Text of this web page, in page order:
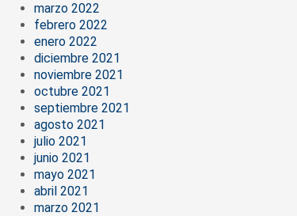
marzo 2022
febrero 2022
enero 2022
diciembre 2021
noviembre 2021
octubre 2021
septiembre 2021
agosto 2021
julio 2021
junio 2021
mayo 2021
abril 2021
marzo 2021